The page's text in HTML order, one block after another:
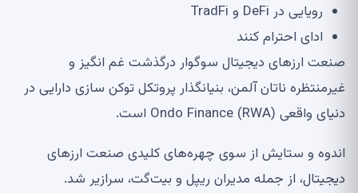
رویایی در DeFi و TradFi
ادای احترام کنند
صنعت ارزهای دیجیتال سوگوار درگذشت غم انگیز و
غیرمنتظره ناتان آلمن، بنیانگذار پروتکل توکن سازی دارایی در
دنیای واقعی (RWA) Ondo Finance است.
اندوه و ستایش از سوی چهره‌های کلیدی صنعت ارزهای
دیجیتال، از جمله مدیران ریپل و بیت‌گت، سرازیر شد.